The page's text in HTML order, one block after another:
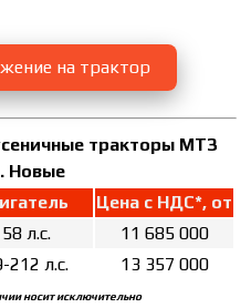
на трактор
тракторы МТЗ
Новые
Цена с НДС*, от
л.с.
11 685 000
212 л.с. 13 357 000
носит исключительно